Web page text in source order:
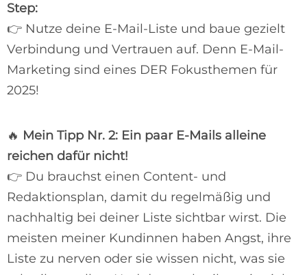
Step:
👉 Nutze deine E-Mail-Liste und baue gezielt
Verbindung und Vertrauen auf. Denn E-Mail-
Marketing sind eines DER Fokusthemen für
2025!
🔥 Mein Tipp Nr. 2: Ein paar E-Mails alleine
reichen dafür nicht!
👉 Du brauchst einen Content- und
Redaktionsplan, damit du regelmäßig und
nachhaltig bei deiner Liste sichtbar wirst. Die
meisten meiner Kundinnen haben Angst, ihre
Liste zu nerven oder sie wissen nicht, was sie